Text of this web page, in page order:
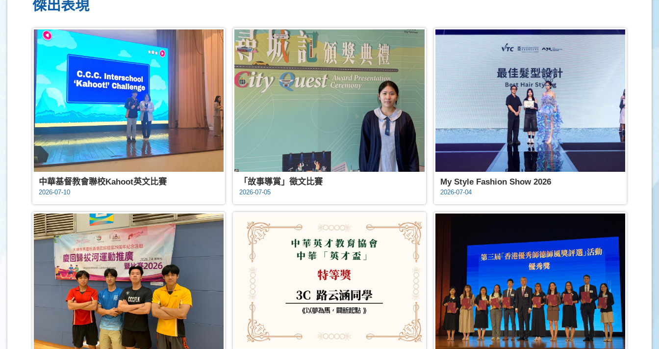
傑出表現
中華基督教會聯校Kahoot英文比賽
2026-07-10
「故事導賞」徵文比賽
2026-07-05
My Style Fashion Show 2026
2026-07-04